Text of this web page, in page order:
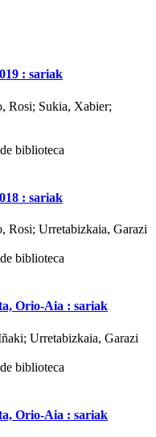
: sariak
Rosi; Sukia, Xabier;
biblioteca
: sariak
Rosi; Urretabizkaia, Garazi
biblioteca
Orio-Aia : sariak
Urretabizkaia, Garazi
biblioteca
Orio-Aia : sariak